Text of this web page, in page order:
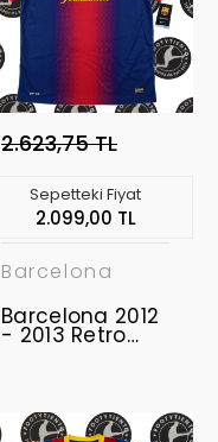
2.623,75 TL
Sepetteki Fiyat
2.099,00 TL
Barcelona
Barcelona 2012
- 2013 Retro